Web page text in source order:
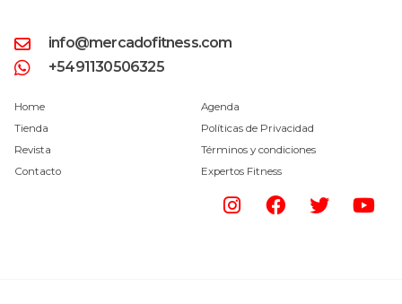
info@mercadofitness.com
+5491130506325
Home
Tienda
Revista
Contacto
Agenda
Políticas de Privacidad
Términos y condiciones
Expertos Fitness